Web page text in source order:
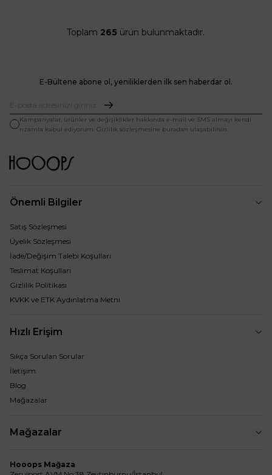
Toplam 265 ürün bulunmaktadır.
E-Bültene abone ol, yeniliklerden ilk sen haberdar ol.
Kampanyalar, ürünler ve değişiklikler hakkında e-mail ve SMS almayı kendi
rızamla kabul ediyorum. Gizlilik sözleşmesine buradan ulaşabilirsin.
Önemli Bilgiler
Satış Sözleşmesi
Üyelik Sözleşmesi
İade/Değişim Talebi Koşulları
Teslimat Koşulları
Gizlilik Politikası
KVKK ve ETK Aydınlatma Metni
Hızlı Erişim
Sıkça Sorulan Sorular
İletişim
Blog
Mağazalar
Mağazalar
Hooops Mağaza